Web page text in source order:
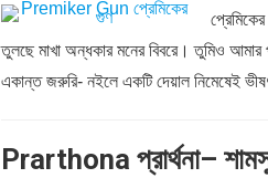
তুলছে মাখা অন্ধকার মনের বিবরে। তুমিও
একান্ত জরুরি- নইলে একটি দেয়াল নিমেষেই
Prarthona প্রার্থনা–